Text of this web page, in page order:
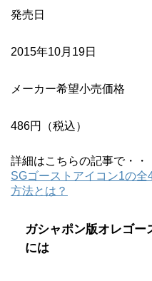
発売日
2015年10月19日
メーカー希望小売価格
486円（税込）
詳細はこちらの記事で・・
SGゴーストアイコン1の
方法とは？
ガシャポン版オレゴー
には